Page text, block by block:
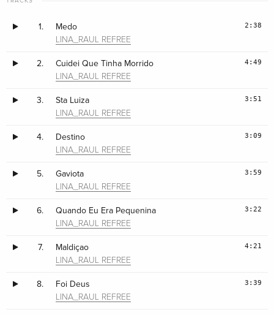
1. Medo
LINA_RAUL REFREE
2:38
2. Cuidei Que Tinha Morrido
LINA_RAUL REFREE
4:49
3. Sta Luiza
LINA_RAUL REFREE
3:51
4. Destino
LINA_RAUL REFREE
3:09
5. Gaviota
LINA_RAUL REFREE
3:59
6. Quando Eu Era Pequenina
LINA_RAUL REFREE
3:22
7. Maldiçao
LINA_RAUL REFREE
4:21
8. Foi Deus
LINA_RAUL REFREE
3:39